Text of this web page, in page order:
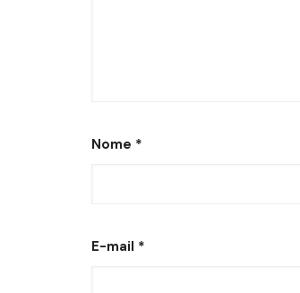
Nome *
E-mail *